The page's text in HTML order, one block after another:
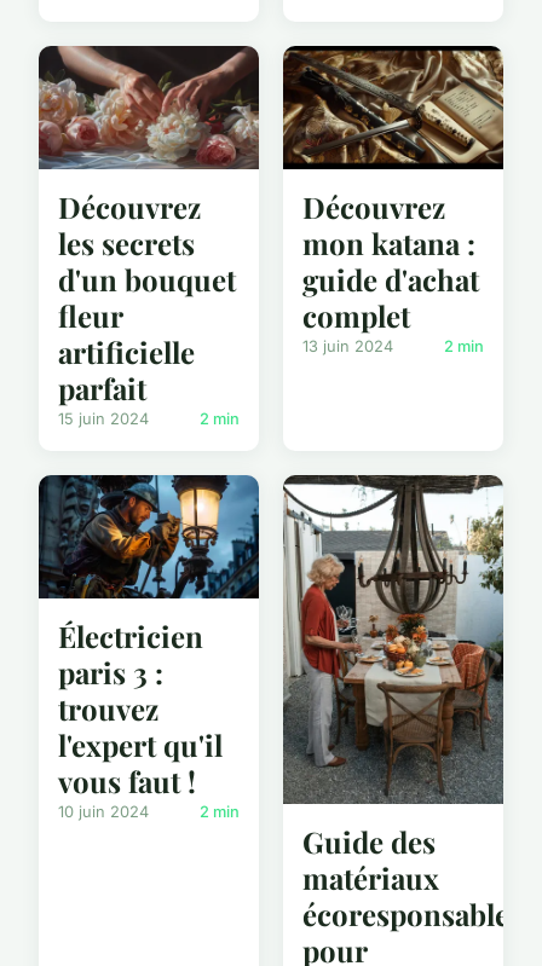
Découvrez
les secrets
d'un bouquet
fleur
artificielle
parfait
15 juin 2024 2 min
Découvrez
mon katana :
guide d'achat
complet
13 juin 2024 2 min
Électricien
paris 3 :
trouvez
l'expert qu'il
vous faut !
10 juin 2024 2 min
Guide des
matériaux
écoresponsables
pour